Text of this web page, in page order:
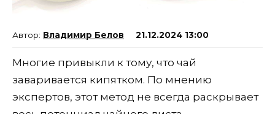
Владимир Белов 21.12.2024 13:00
Многие привыкли к тому, что чай
заваривается кипятком. По мнению
экспертов, этот метод не всегда раскрывает